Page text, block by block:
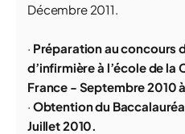
Décembre 2011.
· Préparation au concours
d’infirmière à l’école de la
France - Septembre 2010
· Obtention du
Juillet 2010.